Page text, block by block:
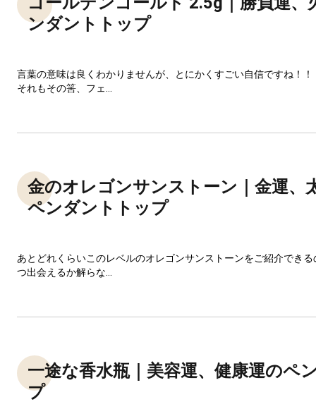
ンダントトップ
言葉の意味は良くわかりませんが、とにかくすごい自信ですね！
それもその筈、フェ...
金のオレゴンサンストーン｜金運、
ペンダントトップ
あとどれくらいこのレベルのオレゴンサンストーンをご紹介でき
つ出会えるか解らな...
一途な香水瓶｜美容運、健康運のペ
プ